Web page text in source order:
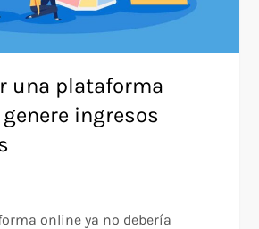
una plataforma
ingresos
online ya no debería